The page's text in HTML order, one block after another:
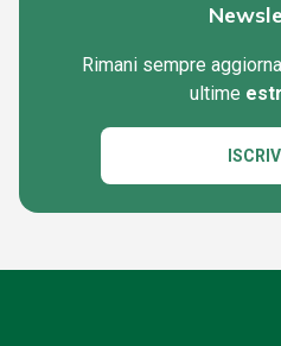
Rimani sempre
ultime